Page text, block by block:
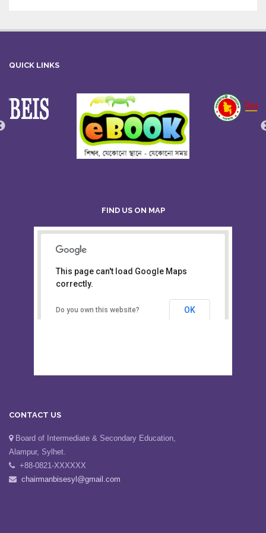
QUICK LINKS
FIND US ON MAP
Board of Intermediate &
Secondary Education, Alampur,
This page can't load Google Maps
correctly.
Do you own this website? OK
CONTACT US
Board of Intermediate & Secondary Education,
Alampur, Sylhet.
+88-0821-XXXXXX
chairmanbisesyl@gmail.com